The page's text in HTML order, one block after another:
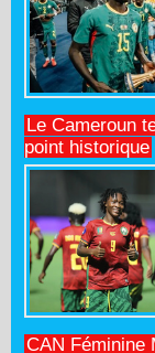
Le Cameroun
point historique
CAN Féminine